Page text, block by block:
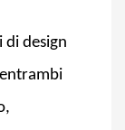
di design